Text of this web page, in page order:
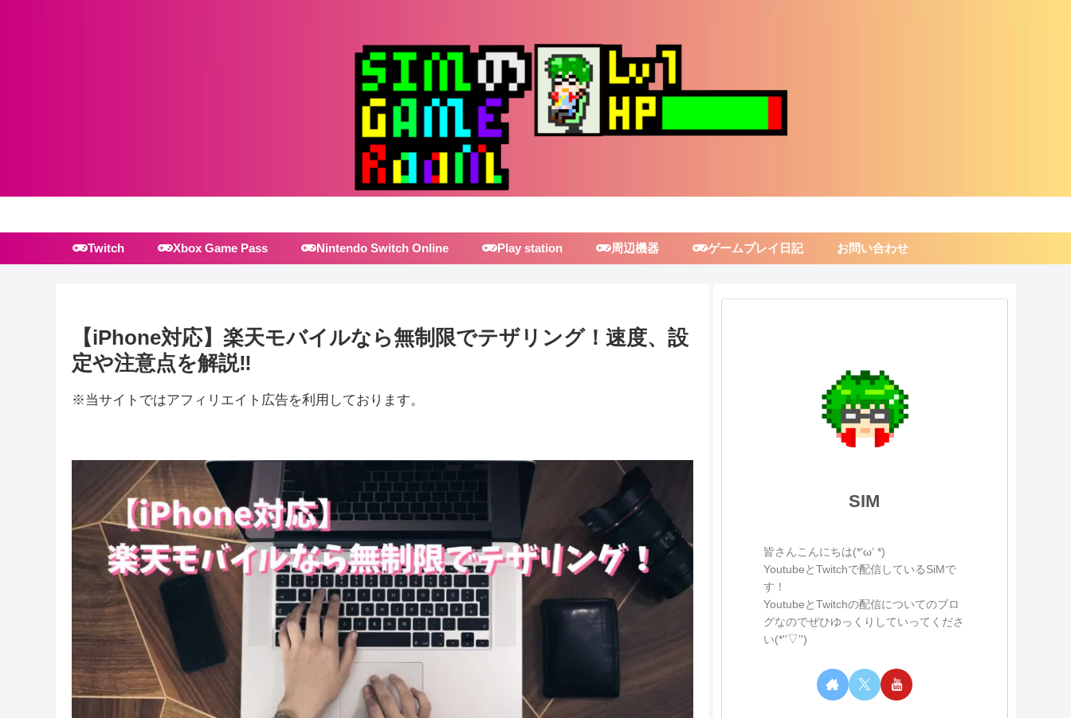
Twitch Xbox Game Pass Nintendo Switch Online Play station 周辺機器 ゲームプレイ日記 お問い合わせ
【iPhone対応】楽天モバイルなら無制限でテザリング！速度、設
定や注意点を解説‼
※当サイトではアフィリエイト広告を利用しております。
SIM
皆さんこんにちは(*‘ω‘ *)
YoutubeとTwitchで配信しているSiMで
す！
YoutubeとTwitchの配信についてのブロ
グなのでぜひゆっくりしていってくださ
い(*''▽'')